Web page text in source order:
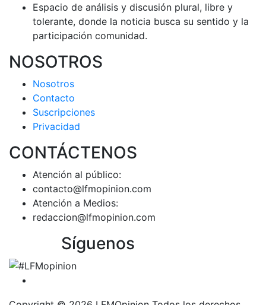
Espacio de análisis y discusión plural, libre y
tolerante, donde la noticia busca su sentido y la
participación comunidad.
NOSOTROS
Nosotros
Contacto
Suscripciones
Privacidad
CONTÁCTENOS
Atención al público:
contacto@lfmopinion.com
Atención a Medios:
redaccion@lfmopinion.com
Síguenos